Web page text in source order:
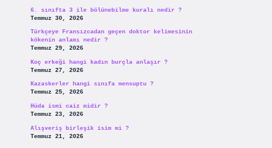
6. sınıfta 3 ile bölünebilme kuralı nedir ?
Temmuz 30, 2026
Türkçeye Fransızcadan geçen doktor kelimesinin
kökenin anlamı nedir ?
Temmuz 29, 2026
Koç erkeği hangi kadın burçla anlaşır ?
Temmuz 27, 2026
Kazaskerler hangi sınıfa mensuptu ?
Temmuz 25, 2026
Hüda ismi caiz midir ?
Temmuz 23, 2026
Alışveriş birleşik isim mi ?
Temmuz 21, 2026